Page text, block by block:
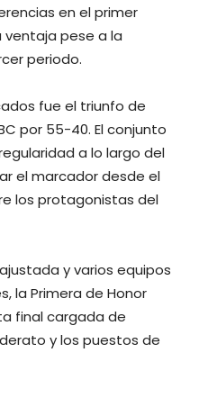
en el primer
ventaja pese a la
periodo.
fue el triunfo de
por 55-40. El conjunto
a lo largo del
el marcador desde el
los protagonistas del
y varios equipos
la Primera de Honor
final cargada de
y los puestos de